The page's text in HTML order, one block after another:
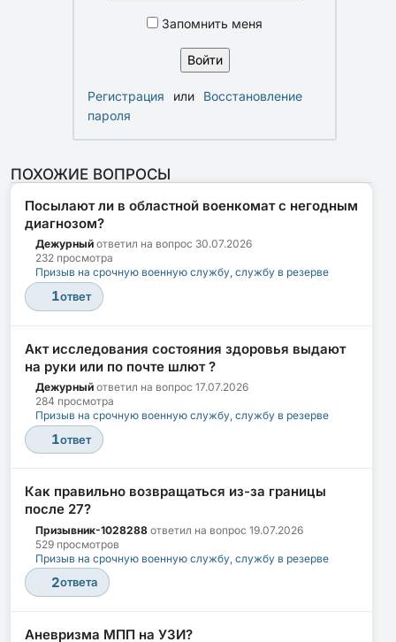
Запомнить меня
Регистрация или
Восстановление
пароля
ПОХОЖИЕ ВОПРОСЫ
Посылают ли в областной военкомат с негодным
диагнозом?
Дежурный ответил на вопрос 30.07.2026
232 просмотра
Призыв на срочную военную службу, службу в резерве
1ответ
Акт исследования состояния здоровья выдают
на руки или по почте шлют ?
Дежурный ответил на вопрос 17.07.2026
284 просмотра
Призыв на срочную военную службу, службу в резерве
1ответ
Как правильно возвращаться из-за границы
после 27?
Призывник-1028288 ответил на вопрос 19.07.2026
529 просмотров
Призыв на срочную военную службу, службу в резерве
2ответа
Аневризма МПП на УЗИ?